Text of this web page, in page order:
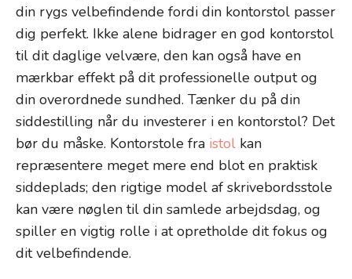
din rygs velbefindende fordi din kontorstol passer
dig perfekt. Ikke alene bidrager en god kontorstol
til dit daglige velvære, den kan også have en
mærkbar effekt på dit professionelle output og
din overordnede sundhed. Tænker du på din
siddestilling når du investerer i en kontorstol? Det
bør du måske. Kontorstole fra istol kan
repræsentere meget mere end blot en praktisk
siddeplads; den rigtige model af skrivebordsstole
kan være nøglen til din samlede arbejdsdag, og
spiller en vigtig rolle i at opretholde dit fokus og
dit velbefindende.